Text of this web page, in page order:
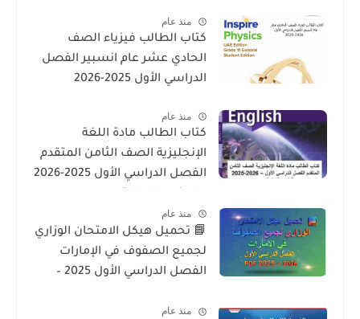
منذ عام
كتاب الطالب فيزياء الصف
الحادي عشر عام انسبير الفصل
الدراسي الأول 2025-2026
منذ عام
كتاب الطالب مادة اللغة
الإنجليزية الصف الثامن المتقدم
الفصل الدراسي الأول 2025-2026
منذ عام
📘 تحميل هيكل الامتحان الوزاري
لجميع الصفوف في الإمارات
الفصل الدراسي الأول 2025 –
منذ عام